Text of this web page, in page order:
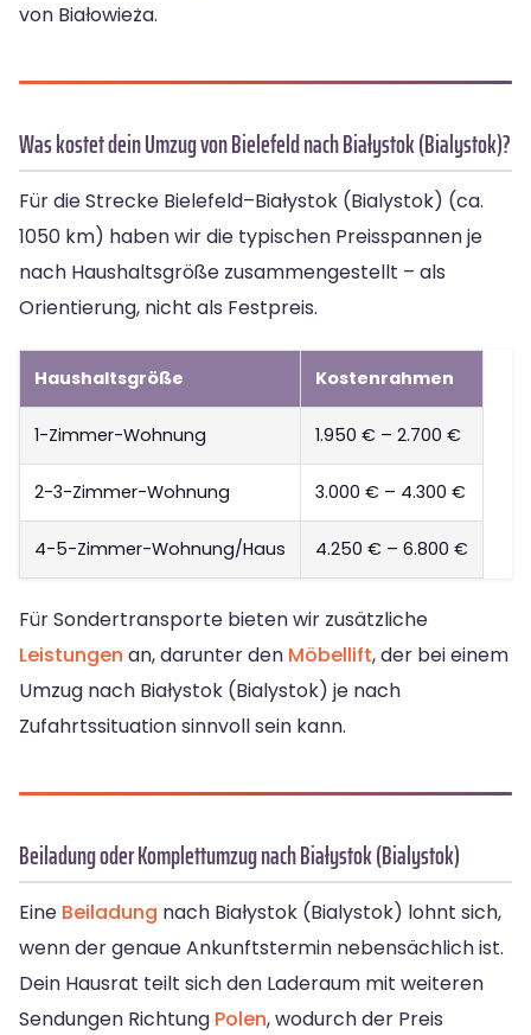
von Białowieża.
Was kostet dein Umzug von Bielefeld nach Białystok (Bialystok)?
Für die Strecke Bielefeld–Białystok (Bialystok) (ca.
1050 km) haben wir die typischen Preisspannen je
nach Haushaltsgröße zusammengestellt – als
Orientierung, nicht als Festpreis.
Haushaltsgröße Kostenrahmen
1-Zimmer-Wohnung 1.950 € – 2.700 €
2-3-Zimmer-Wohnung 3.000 € – 4.300 €
4-5-Zimmer-Wohnung/Haus 4.250 € – 6.800 €
Für Sondertransporte bieten wir zusätzliche
Leistungen an, darunter den Möbellift, der bei einem
Umzug nach Białystok (Bialystok) je nach
Zufahrtssituation sinnvoll sein kann.
Beiladung oder Komplettumzug nach Białystok (Bialystok)
Eine Beiladung nach Białystok (Bialystok) lohnt sich,
wenn der genaue Ankunftstermin nebensächlich ist.
Dein Hausrat teilt sich den Laderaum mit weiteren
Sendungen Richtung Polen, wodurch der Preis